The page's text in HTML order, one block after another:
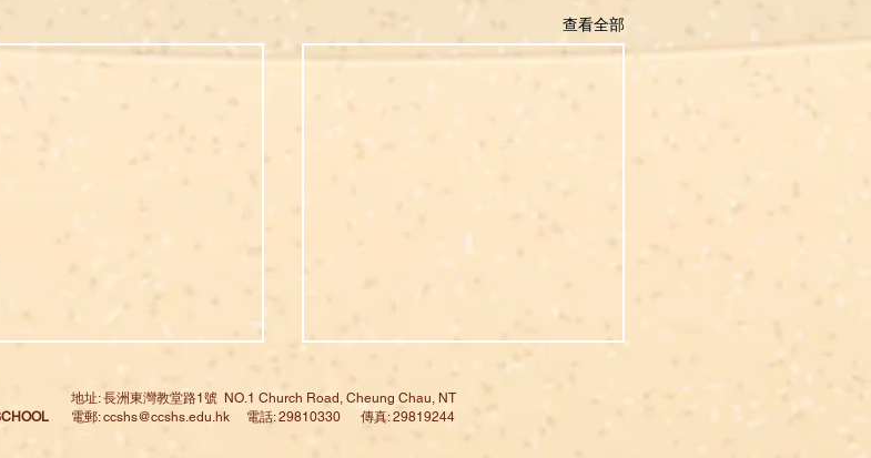
查看全部
地址: 長洲東灣教堂路1號 NO.1 Church Road, Cheung Chau, NT
電郵:ccshs@ccshs.edu.hk 電話: 29810330 傳真: 29819244